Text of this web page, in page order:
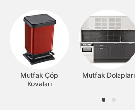
Mutfak Çöp
Kovaları
Mutfak Dolapları